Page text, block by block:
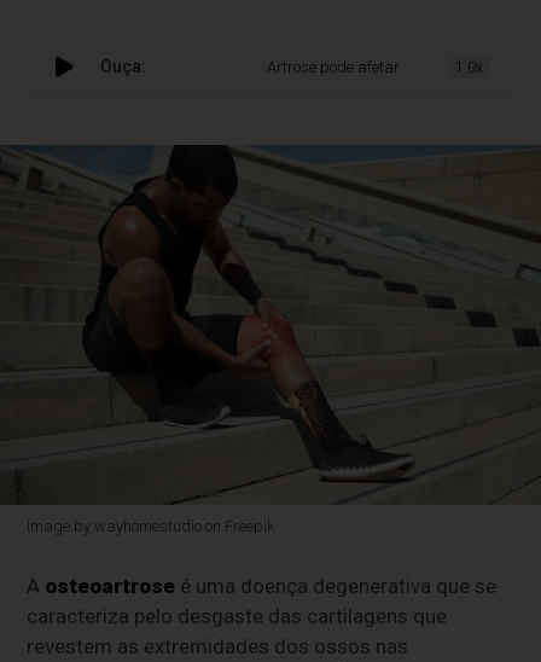
Ouça: Artrose pode afetar quase 1 bilhão de
1.0x
Image by wayhomestudio on Freepik
A osteoartrose é uma doença degenerativa que se
caracteriza pelo desgaste das cartilagens que
revestem as extremidades dos ossos nas